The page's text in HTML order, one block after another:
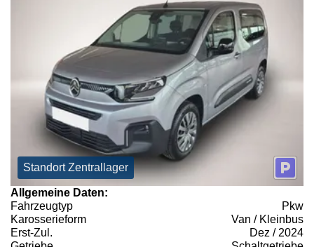
Standort Zentrallager
Allgemeine Daten:
Fahrzeugtyp
Pkw
Karosserieform
Van / Kleinbus
Erst-Zul.
Dez / 2024